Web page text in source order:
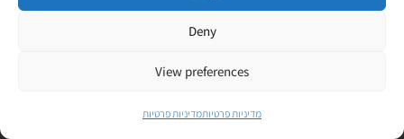
Deny
View preferences
מדיניות פרטיותמדיניות פרטיות